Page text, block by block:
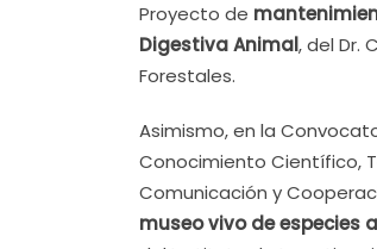
Proyecto de
Digestiva Animal, del Dr.
Forestales.
Asimismo, en la
Conocimiento Científico,
Comunicación y
museo vivo de